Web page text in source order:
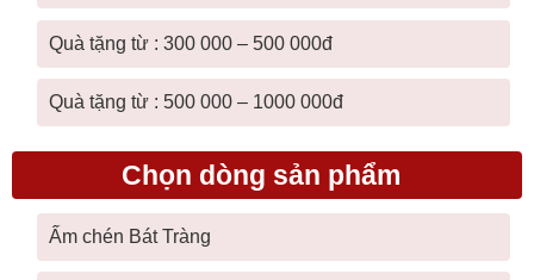
Quà tặng từ : 300 000 – 500 000đ
Quà tặng từ : 500 000 – 1000 000đ
Chọn dòng sản phẩm
Ấm chén Bát Tràng